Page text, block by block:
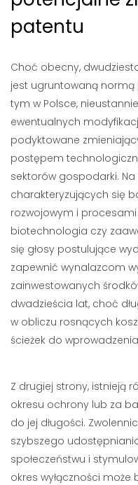
patentu
Choć obecny,
jest ugruntowaną normą
tym w Polsce,
ewentualnych
podyktowane
postępem
sektorów gospodarki. Na
charakteryzujących się
rozwojowym i
biotechnologia czy
się głosy postulujące
zapewnić wynalazcom
zainwestowanych
dwadzieścia lat, choć
w obliczu rosnących
ścieżek do
Z drugiej strony, istnieją
okresu ochrony lub za
do jej długości.
szybszego
społeczeństwu i
okres wyłączności